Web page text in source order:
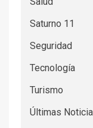
Saturno 11
Seguridad
Tecnología
Turismo
Últimas